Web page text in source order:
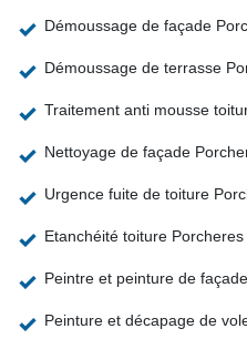
Démoussage de façade
Démoussage de terrasse
Traitement anti mousse
Nettoyage de façade
Urgence fuite de toiture
Etanchéité toiture Porcheres
Peintre et peinture de
Peinture et décapage de